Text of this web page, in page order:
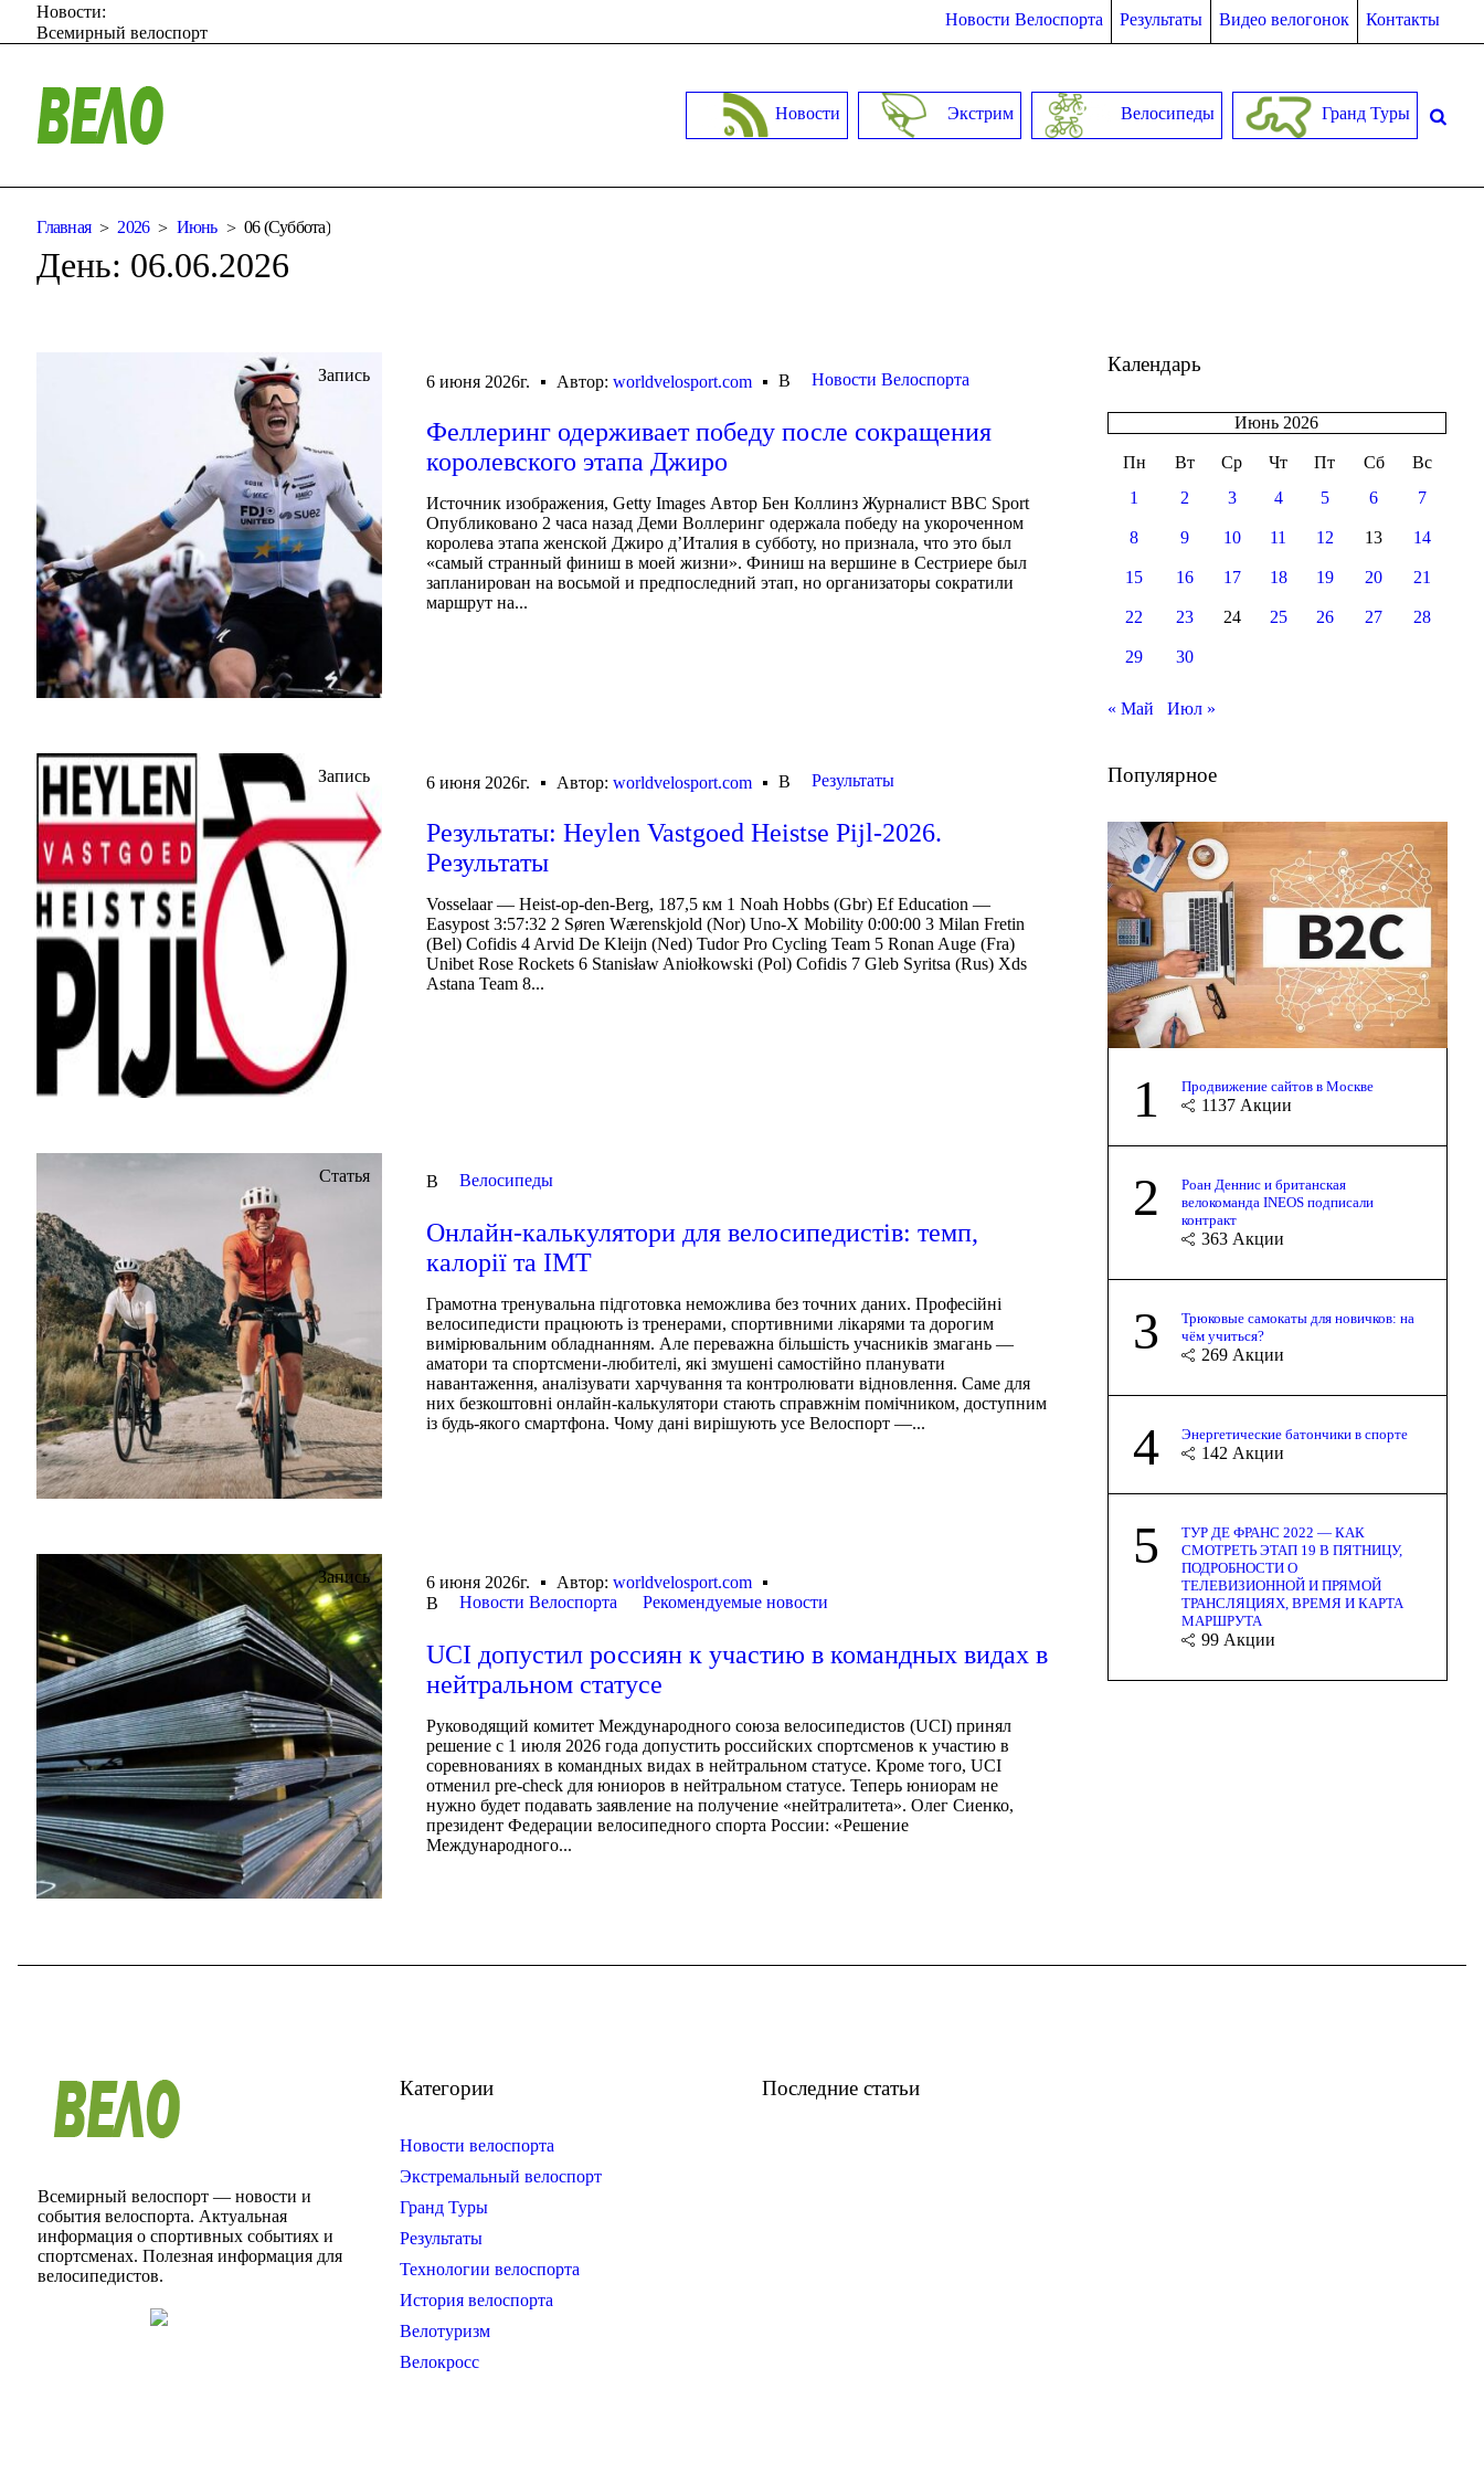
Новости Велоспорта Результаты Видео велогонок Контакты
Новости:
Всемирный велоспорт
Новости Экстрим Велосипеды Гранд Туры
Главная 2026 Июнь 06 (Суббота)
День: 06.06.2026
Запись 6 июня 2026г. Автор:worldvelosport.com В Новости Велоспорта
Феллеринг одерживает победу после сокращения
королевского этапа Джиро
Источник изображения, Getty Images Автор Бен Коллинз Журналист BBC Sport
Опубликовано 2 часа назад Деми Воллеринг одержала победу на укороченном
королева этапа женской Джиро д’Италия в субботу, но признала, что это был
«самый странный финиш в моей жизни». Финиш на вершине в Сестриере был
запланирован на восьмой и предпоследний этап, но организаторы сократили
маршрут на...
Запись 6 июня 2026г. Автор:worldvelosport.com В Результаты
Результаты: Heylen Vastgoed Heistse Pijl-2026.
Результаты
Vosselaar — Heist-op-den-Berg, 187,5 км 1 Noah Hobbs (Gbr) Ef Education —
Easypost 3:57:32 2 Søren Wærenskjold (Nor) Uno-X Mobility 0:00:00 3 Milan Fretin
(Bel) Cofidis 4 Arvid De Kleijn (Ned) Tudor Pro Cycling Team 5 Ronan Auge (Fra)
Unibet Rose Rockets 6 Stanisław Aniołkowski (Pol) Cofidis 7 Gleb Syritsa (Rus) Xds
Astana Team 8...
Статья В Велосипеды
Онлайн-калькулятори для велосипедистів: темп,
калорії та ІМТ
Грамотна тренувальна підготовка неможлива без точних даних. Професійні
велосипедисти працюють із тренерами, спортивними лікарями та дорогим
вимірювальним обладнанням. Але переважна більшість учасників змагань —
аматори та спортсмени-любителі, які змушені самостійно планувати
навантаження, аналізувати харчування та контролювати відновлення. Саме для
них безкоштовні онлайн-калькулятори стають справжнім помічником, доступним
із будь-якого смартфона. Чому дані вирішують усе Велоспорт —...
Запись 6 июня 2026г. Автор:worldvelosport.com
В
Новости Велоспорта Рекомендуемые новости
UCI допустил россиян к участию в командных видах в
нейтральном статусе
Руководящий комитет Международного союза велосипедистов (UCI) принял
решение с 1 июля 2026 года допустить российских спортсменов к участию в
соревнованиях в командных видах в нейтральном статусе. Кроме того, UCI
отменил pre-check для юниоров в нейтральном статусе. Теперь юниорам не
нужно будет подавать заявление на получение «нейтралитета». Олег Сиенко,
президент Федерации велосипедного спорта России: «Решение
Международного...
Календарь
Июнь 2026
Пн Вт Ср Чт Пт Сб
Вс
1
2 3 4 5 6 7
8 9 10 11 12 13 14
15 16 17 18 19 20 21
22 23 24 25 26 27 28
29 30
« Май Июл »
Популярное
1 Продвижение сайтов в Москве
1137 Акции
2
Роан Деннис и британская
велокоманда INEOS подписали
контракт
363 Акции
3
Трюковые самокаты для новичков: на
чём учиться?
269 Акции
4 Энергетические батончики в спорте
142 Акции
5
ТУР ДЕ ФРАНС 2022 — КАК
СМОТРЕТЬ ЭТАП 19 В ПЯТНИЦУ,
ПОДРОБНОСТИ О
ТЕЛЕВИЗИОННОЙ И ПРЯМОЙ
ТРАНСЛЯЦИЯХ, ВРЕМЯ И КАРТА
МАРШРУТА
99 Акции
Всемирный велоспорт — новости и
события велоспорта. Актуальная
информация о спортивных событиях и
спортсменах. Полезная информация для
велосипедистов.
Категории
Новости велоспорта
Экстремальный велоспорт
Гранд Туры
Результаты
Технологии велоспорта
История велоспорта
Велотуризм
Велокросс
Последние статьи